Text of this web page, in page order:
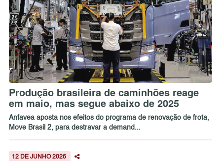
Produção brasileira de caminhões reage
em maio, mas segue abaixo de 2025
Anfavea aposta nos efeitos do programa de renovação de frota,
Move Brasil 2, para destravar a demand...
12 DE JUNHO 2026